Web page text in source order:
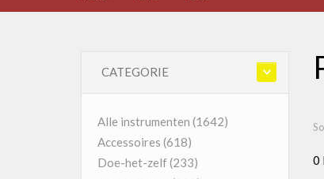
CATEGORIE
Alle instrumenten (1642)
Accessoires (618)
Doe-het-zelf(233)
0